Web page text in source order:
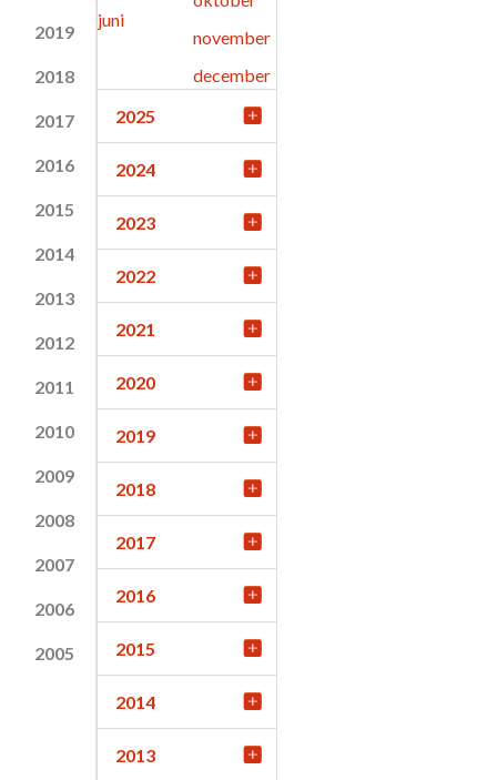
2019
2018
2017
2016
2015
2014
2013
2012
2011
2010
2009
2008
2007
2006
2005
juni
november
december
2025
2024
2023
2022
2021
2020
2019
2018
2017
2016
2015
2014
2013